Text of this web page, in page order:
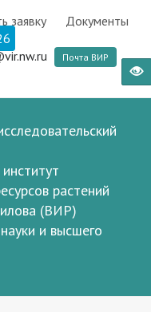
заявку
Документы
Почта ВИР
растений
(ВИР)
и высшего